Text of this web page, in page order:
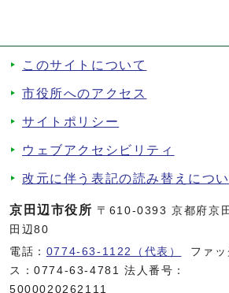
このサイトについて
市役所へのアクセス
サイトポリシー
ウェブアクセシビリティ
改元に伴う表記の読み替えにつ
京田辺市役所 〒610-0393 京都府京
田辺80
電話： 0774-63-1122（代表）
ファッ
ス：0774-63-4781 法人番号：
5000020262111